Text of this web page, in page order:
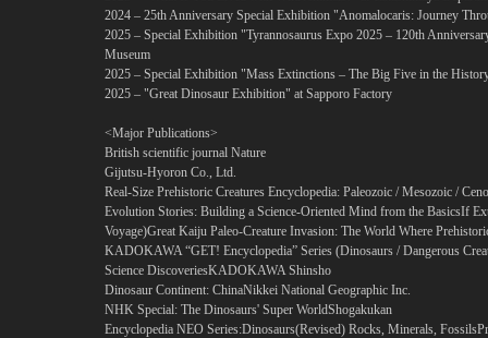
2024 – 25th Anniversary Special Exhibition "Anomalocaris: Journey
2025 – Special Exhibition "Tyrannosaurus Expo 2025 – 120th
Museum
2025 – Special Exhibition "Mass Extinctions – The Big Five in the
2025 – "Great Dinosaur Exhibition" at Sapporo Factory
<Major Publications>
British scientific journal Nature
Gijutsu-Hyoron Co., Ltd.
Real-Size Prehistoric Creatures Encyclopedia: Paleozoic / Mesozoic /
Evolution Stories: Building a Science-Oriented Mind from the BasicsIf
Voyage)Great Kaiju Paleo-Creature Invasion: The World Where
KADOKAWA “GET! Encyclopedia” Series (Dinosaurs / Dangerous
Science DiscoveriesKADOKAWA Shinsho
Dinosaur Continent: ChinaNikkei National Geographic Inc.
NHK Special: The Dinosaurs' Super WorldShogakukan
Encyclopedia NEO Series:Dinosaurs(Revised) Rocks, Minerals, Fossils